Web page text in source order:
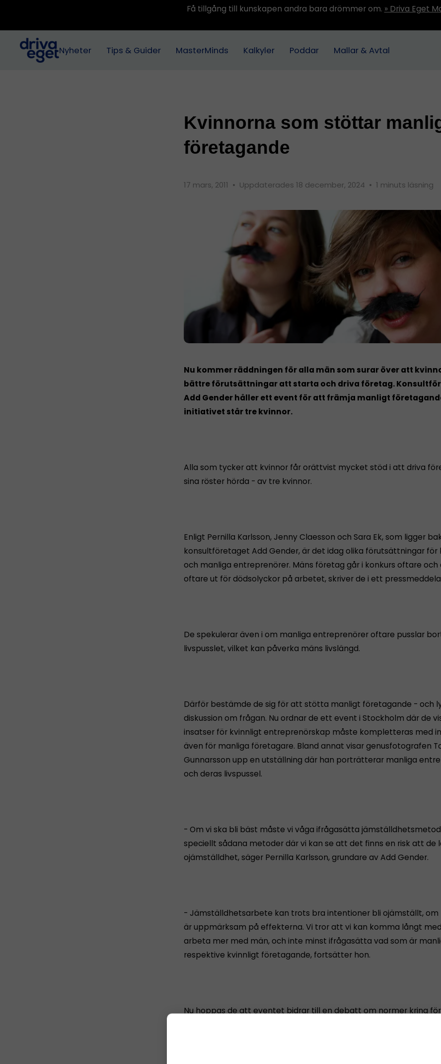
Få tillgång till kunskapen andra bara drömmer om. » Driva Eget
Nyheter Tips & Guider MasterMinds Kalkyler Poddar Mallar & Avtal
Kvinnorna som stöttar
företagande
17 mars, 2011 • Uppdaterades 18 december, 2024 • 1 minuts läsning
Nu kommer räddningen för alla män som surar över att
bättre förutsättningar att starta och driva företag.
Add Gender håller ett event för att främja manligt
initiativet står tre kvinnor.
Alla som tycker att kvinnor får orättvist mycket stöd i att driva
sina röster hörda - av tre kvinnor.
Enligt Pernilla Karlsson, Jenny Claesson och Sara Ek, som ligger
konsultföretaget Add Gender, är det idag olika förutsättningar för
och manliga entreprenörer. Mäns företag går i konkurs oftare och
oftare ut för dödsolyckor på arbetet, skriver de i ett
De spekulerar även i om manliga entreprenörer oftare pusslar
livspusslet, vilket kan påverka mäns livslängd.
Därför bestämde de sig för att stötta manligt företagande - och
diskussion om frågan. Nu ordnar de ett event i Stockholm där de
insatser för kvinnligt entreprenörskap måste kompletteras med
även för manliga företagare. Bland annat visar genusfotografen
Gunnarsson upp en utställning där han porträtterar manliga
och deras livspussel.
- Om vi ska bli bäst måste vi våga ifrågasätta
speciellt sådana metoder där vi kan se att det finns en risk att de
ojämställdhet, säger Pernilla Karlsson, grundare av Add Gender.
- Jämställdhetsarbete kan trots bra intentioner bli ojämställt, om
är uppmärksam på effekterna. Vi tror att vi kan komma långt
arbeta mer med män, och inte minst ifrågasätta vad som är
respektive kvinnligt företagande, fortsätter hon.
Nu hoppas de att eventet bidrar till en debatt om normer kring